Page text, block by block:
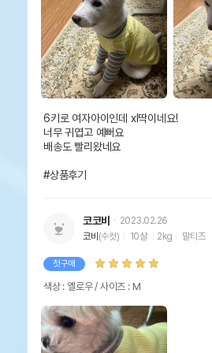
6키로 여자아이인데 xl딱이네요!
너무 귀엽고 예뻐요
배송도 빨리왔네요
#상품후기
코코비
2023.02.26
코비(수컷) 10살 2kg 말티즈
첫구매
색상 : 옐로우 / 사이즈 : M